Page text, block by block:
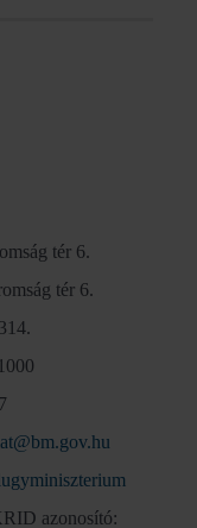
tér 6.
tér 6.
azonosító: